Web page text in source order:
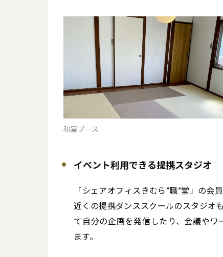
和室ブース
イベント利用できる提携スタジオ
「シェアオフィスきむら”職”堂」の会
近くの提携ダンススクールのスタジオ
て自分の企画を発信したり、会議や
ます。